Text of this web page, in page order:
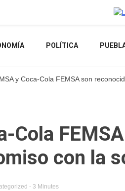
POLÍTICA
y Coca-Cola FEMSA son
Cola
con la
- 3 Minutes